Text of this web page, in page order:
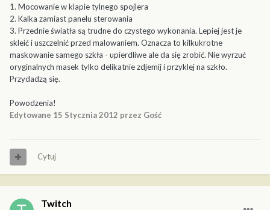
1. Mocowanie w klapie tylnego spojlera
2. Kalka zamiast panelu sterowania
3. Przednie światła są trudne do czystego wykonania. Lepiej jest je
skleić i uszczelnić przed malowaniem. Oznacza to kilkukrotne
maskowanie samego szkła - upierdliwe ale da się zrobić. Nie wyrzuć
oryginalnych masek tylko delikatnie zdjemij i przyklej na szkło.
Przydadzą się.
Powodzenia!
Edytowane 15 Stycznia 2012 przez Gość
Cytuj
Twitch